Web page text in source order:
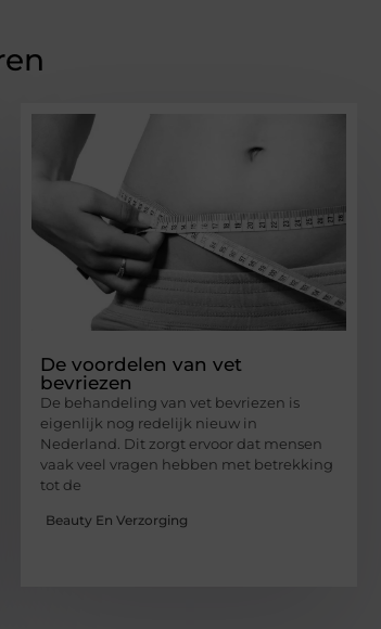
De voordelen van vet
bevriezen
De behandeling van vet bevriezen is
eigenlijk nog redelijk nieuw in
Nederland. Dit zorgt ervoor dat mensen
vaak veel vragen hebben met betrekking
tot de
Beauty En Verzorging